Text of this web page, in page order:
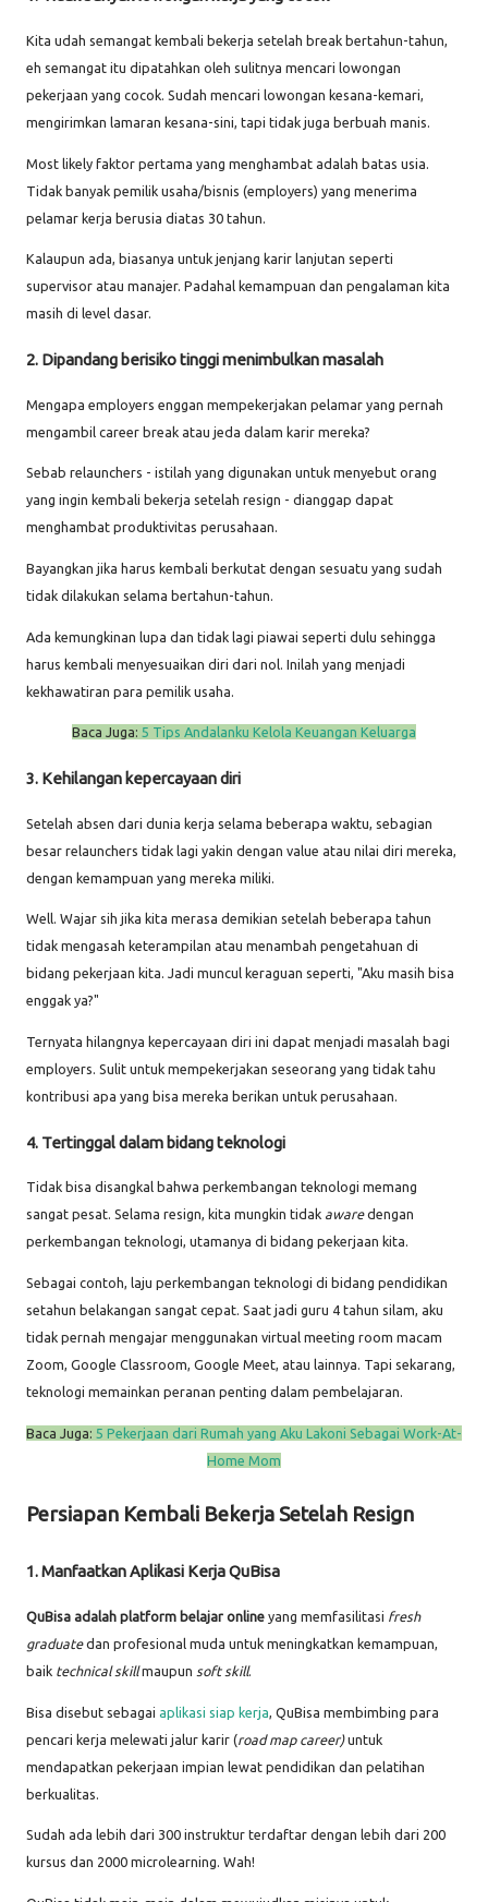
Kita udah semangat kembali bekerja setelah break bertahun-tahun,
eh semangat itu dipatahkan oleh sulitnya mencari lowongan
pekerjaan yang cocok. Sudah mencari lowongan kesana-kemari,
mengirimkan lamaran kesana-sini, tapi tidak juga berbuah manis.
Most likely faktor pertama yang menghambat adalah batas usia.
Tidak banyak pemilik usaha/bisnis (employers) yang menerima
pelamar kerja berusia diatas 30 tahun.
Kalaupun ada, biasanya untuk jenjang karir lanjutan seperti
supervisor atau manajer. Padahal kemampuan dan pengalaman kita
masih di level dasar.
2. Dipandang berisiko tinggi menimbulkan masalah
Mengapa employers enggan mempekerjakan pelamar yang pernah
mengambil career break atau jeda dalam karir mereka?
Sebab relaunchers - istilah yang digunakan untuk menyebut orang
yang ingin kembali bekerja setelah resign - dianggap dapat
menghambat produktivitas perusahaan.
Bayangkan jika harus kembali berkutat dengan sesuatu yang sudah
tidak dilakukan selama bertahun-tahun.
Ada kemungkinan lupa dan tidak lagi piawai seperti dulu sehingga
harus kembali menyesuaikan diri dari nol. Inilah yang menjadi
kekhawatiran para pemilik usaha.
Baca Juga: 5 Tips Andalanku Kelola Keuangan Keluarga
3. Kehilangan kepercayaan diri
Setelah absen dari dunia kerja selama beberapa waktu, sebagian
besar relaunchers tidak lagi yakin dengan value atau nilai diri mereka,
dengan kemampuan yang mereka miliki.
Well. Wajar sih jika kita merasa demikian setelah beberapa tahun
tidak mengasah keterampilan atau menambah pengetahuan di
bidang pekerjaan kita. Jadi muncul keraguan seperti, "Aku masih bisa
enggak ya?"
Ternyata hilangnya kepercayaan diri ini dapat menjadi masalah bagi
employers. Sulit untuk mempekerjakan seseorang yang tidak tahu
kontribusi apa yang bisa mereka berikan untuk perusahaan.
4. Tertinggal dalam bidang teknologi
Tidak bisa disangkal bahwa perkembangan teknologi memang
sangat pesat. Selama resign, kita mungkin tidak awaredengan
perkembangan teknologi, utamanya di bidang pekerjaan kita.
Sebagai contoh, laju perkembangan teknologi di bidang pendidikan
setahun belakangan sangat cepat. Saat jadi guru 4 tahun silam, aku
tidak pernah mengajar menggunakan virtual meeting room macam
Zoom, Google Classroom, Google Meet, atau lainnya. Tapi sekarang,
teknologi memainkan peranan penting dalam pembelajaran.
Baca Juga: 5 Pekerjaan dari Rumah yang Aku Lakoni Sebagai Work-At-
Home Mom
Persiapan Kembali Bekerja Setelah Resign
1. Manfaatkan Aplikasi Kerja QuBisa
QuBisa adalah platform belajar online yang memfasilitasi fresh
graduatedan profesional muda untuk meningkatkan kemampuan,
baik technical skillmaupun soft skill.
Bisa disebut sebagai aplikasi siap kerja , QuBisa membimbing para
pencari kerja melewati jalur karir (road map career)untuk
mendapatkan pekerjaan impian lewat pendidikan dan pelatihan
berkualitas.
Sudah ada lebih dari 300 instruktur terdaftar dengan lebih dari 200
kursus dan 2000 microlearning. Wah!